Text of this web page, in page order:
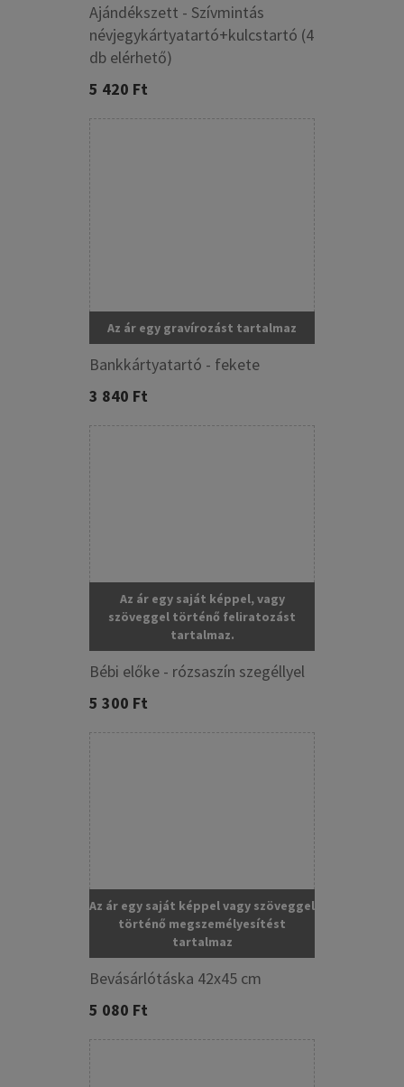
Ajándékszett - Szívmintás
névjegykártyatartó+kulcstartó (4
db elérhető)
5 420 Ft
Az ár egy gravírozást tartalmaz
Bankkártyatartó - fekete
3 840 Ft
Az ár egy saját képpel, vagy
szöveggel történő feliratozást
tartalmaz.
Bébi előke - rózsaszín szegéllyel
5 300 Ft
Az ár egy saját képpel vagy szöveggel
történő megszemélyesítést
tartalmaz
Bevásárlótáska 42x45 cm
5 080 Ft